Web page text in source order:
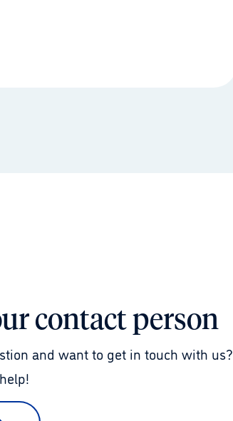
contact person
and want to get in touch with us?